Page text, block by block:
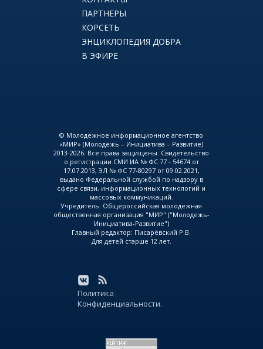
ПАРТНЕРЫ
КОРСЕТЬ
ЭНЦИКЛОПЕДИЯ ДОБРА
В ЭФИРЕ
© Молодежное информационное агентство
«МИР» (Молодежь – Инициатива – Развитие)
2013-2026. Все права защищены. Свидетельство
о регистрации СМИ ИА № ФС 77 - 54674 от
17.07.2013, ЭЛ № ФС 77-80297 от 09.02.2021,
выдано Федеральной службой по надзору в
сфере связи, информационных технологий и
массовых коммуникаций.
Учредитель: Общероссийская молодежная
общественная организация "МИР" ("Молодежь-
Инициатива-Развитие")
Главный редактор: Писарёвский Р.В.
Для детей старше 12 лет.
Политика
Конфиденциальности.